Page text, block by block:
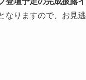
なりますので、お見